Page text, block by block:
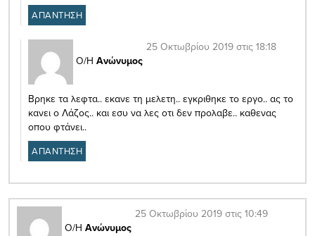
ΑΠΑΝΤΗΣΗ
Ο/Η Ανώνυμος
25 Οκτωβρίου 2019 στις 18:18
Βρηκε τα λεφτα.. εκανε τη μελετη.. εγκριθηκε το εργο.. ας το
κανει ο Λάζος.. και εσυ να λες οτι δεν προλαβε.. καθενας
οπου φτάνει..
ΑΠΑΝΤΗΣΗ
Ο/Η Ανώνυμος
25 Οκτωβρίου 2019 στις 10:49